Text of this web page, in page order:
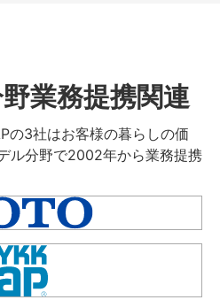
業務提携関連
の3社はお客様の暮らしの価
ル分野で2002年から業務提携